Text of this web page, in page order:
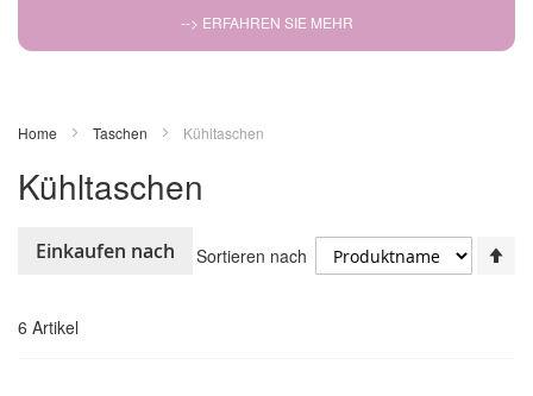
--> ERFAHREN SIE MEHR
Home Taschen Kühltaschen
Kühltaschen
6 Artikel
Sortieren nach
Einkaufen nach